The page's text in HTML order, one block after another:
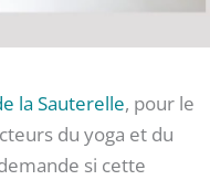
la Sauterelle, pour le
du yoga et du
si cette